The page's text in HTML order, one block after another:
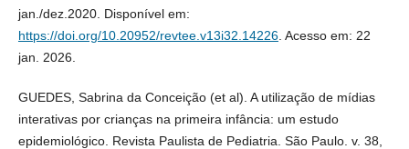
jan./dez.2020. Disponível em:
https://doi.org/10.20952/revtee.v13i32.14226. Acesso em: 22
jan. 2026.
GUEDES, Sabrina da Conceição (et al). A utilização de mídias
interativas por crianças na primeira infância: um estudo
epidemiológico. Revista Paulista de Pediatria. São Paulo. v. 38,